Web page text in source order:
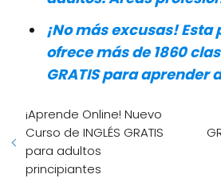
¡No más excusas!
ofrece más de 1860
GRATIS para aprender
¡Aprende Online! Nuevo
Curso de INGLÉS GRATIS
para adultos
principiantes